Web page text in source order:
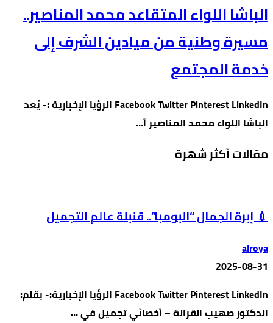
الباشا اللواء المتقاعد محمد المناصير..
مسيرة وطنية من ميادين الشرف إلى
خدمة المجتمع
Facebook Twitter Pinterest LinkedIn الرؤيا الإخبارية :- يُعد
الباشا اللواء محمد المناصير أ…
مقالات أكثر شهرة
💉 إبرة الجمال “البومبا”.. قنبلة عالم التجميل
alroya
2025-08-31
Facebook Twitter Pinterest LinkedIn الرؤيا الإخبارية:- بقلم:
الدكتور صهيب القرالة – أخصائي تجميل في …